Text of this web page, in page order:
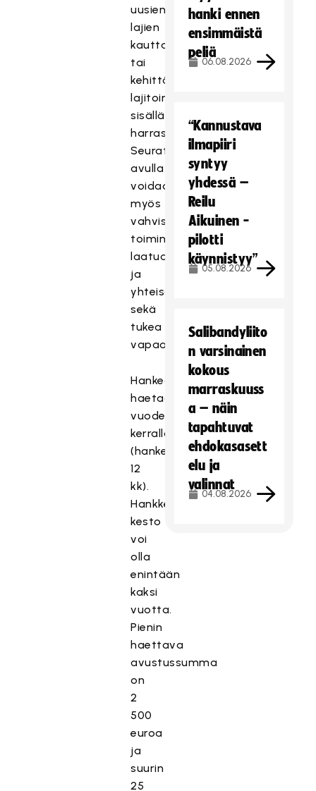
uusien
lajien
kautta
tai
kehittää
lajitoiminnan
sisällä
harrastustoimintaa.
Seuratuen
avulla
voidaan
myös
vahvistaa
toiminnan
laatua
ja
yhteisöllisyyttä,
sekä
tukea
vapaaehtoistyötä.
Hankeavustusta
haetaan
vuodeksi
kerrallaan
(hankekausi
12
kk).
Hankkeiden
kesto
voi
olla
enintään
kaksi
vuotta.
Pienin
haettava
avustussumma
on
2
500
euroa
ja
suurin
25
hanki ennen
ensimmäistä
peliä
06.08.2026
“Kannustava
ilmapiiri
syntyy
yhdessä –
Reilu
Aikuinen -
pilotti
käynnistyy”
05.08.2026
Salibandyliito
n varsinainen
kokous
marraskuuss
a – näin
tapahtuvat
ehdokasasett
elu ja
valinnat
04.08.2026